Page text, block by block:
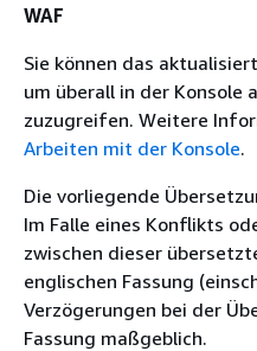
WAF
Sie können das
um überall in der Konsole
zuzugreifen. Weitere
Arbeiten mit der Konsole.
Die vorliegende
Im Falle eines Konflikts
zwischen dieser
englischen Fassung
Verzögerungen bei der
Fassung maßgeblich.